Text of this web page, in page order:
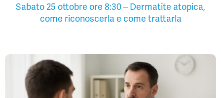
Sabato 25 ottobre ore 8:30 – Dermatite atopica,
come riconoscerla e come trattarla